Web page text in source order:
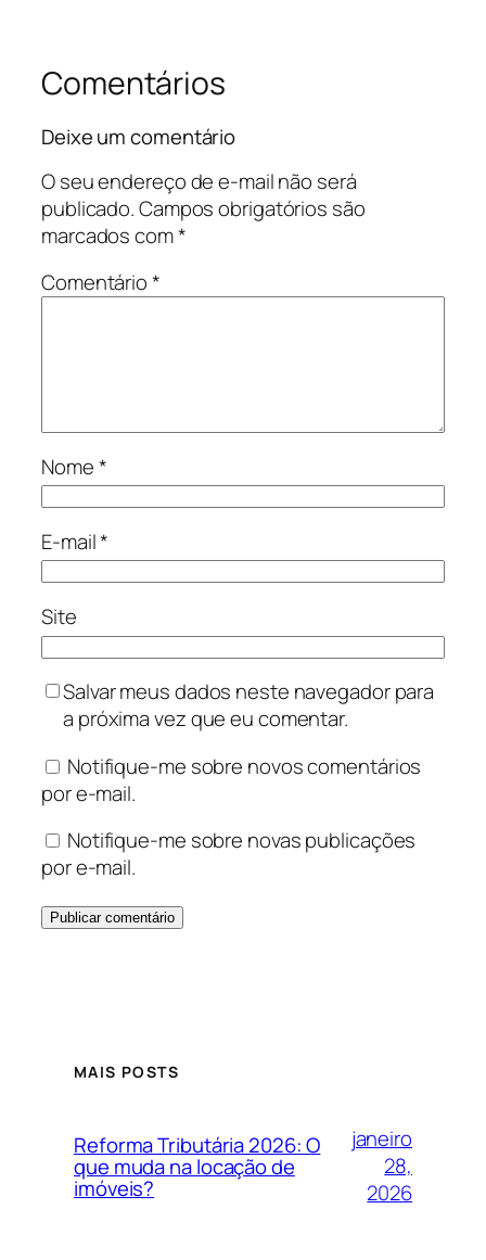
Comentários
Deixe um comentário
O seu endereço de e-mail não será
publicado.Campos obrigatórios são
marcados com*
Comentário*
Nome*
E-mail*
Site
Salvar meus dados neste navegador para
a próxima vez que eu comentar.
Notifique-me sobre novos comentários
por e-mail.
Notifique-me sobre novas publicações
por e-mail.
MAIS POSTS
Reforma Tributária 2026: O
que muda na locação de
imóveis?
janeiro
28,
2026